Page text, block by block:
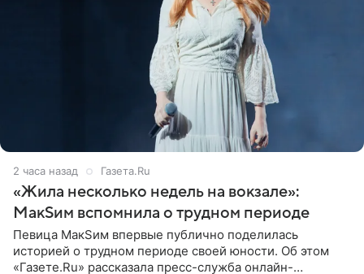
2 часа назад Газета.Ru
«Жила несколько недель на вокзале»:
МакSим вспомнила о трудном периоде
Певица МакSим впервые публично поделилась
историей о трудном периоде своей юности. Об этом
«Газете.Ru» рассказала пресс-служба онлайн-